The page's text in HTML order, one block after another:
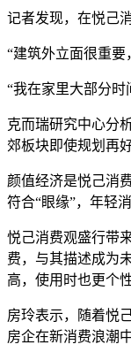
记者发现，在悦己
“建筑外立面很重
“我在家里大部分时
克而瑞研究中心分
郊板块即使规划再
颜值经济是悦己消
符合“眼缘”，年轻
悦己消费观盛行带
费，与其描述成为
高，使用时也更个
房玲表示，随着悦
房企在新消费浪潮